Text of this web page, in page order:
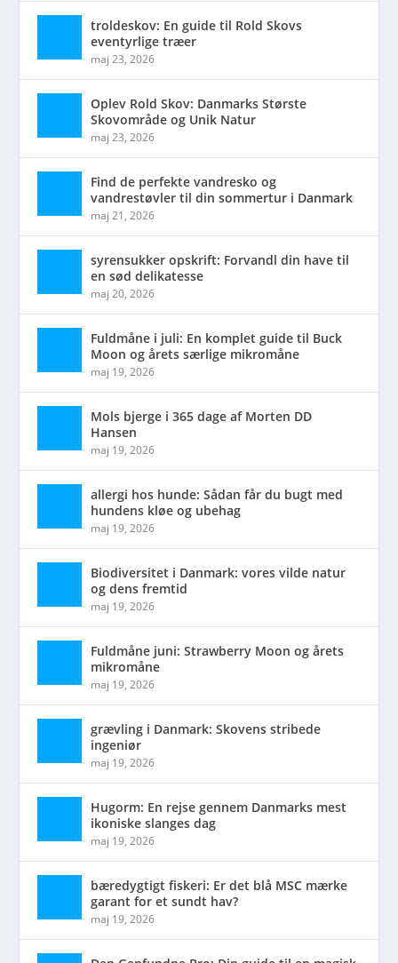
troldeskov: En guide til Rold Skovs
eventyrlige træer
maj 23, 2026
Oplev Rold Skov: Danmarks Største
Skovområde og Unik Natur
maj 23, 2026
Find de perfekte vandresko og
vandrestøvler til din sommertur i Danmark
maj 21, 2026
syrensukker opskrift: Forvandl din have til
en sød delikatesse
maj 20, 2026
Fuldmåne i juli: En komplet guide til Buck
Moon og årets særlige mikromåne
maj 19, 2026
Mols bjerge i 365 dage af Morten DD
Hansen
maj 19, 2026
allergi hos hunde: Sådan får du bugt med
hundens kløe og ubehag
maj 19, 2026
Biodiversitet i Danmark: vores vilde natur
og dens fremtid
maj 19, 2026
Fuldmåne juni: Strawberry Moon og årets
mikromåne
maj 19, 2026
grævling i Danmark: Skovens stribede
ingeniør
maj 19, 2026
Hugorm: En rejse gennem Danmarks mest
ikoniske slanges dag
maj 19, 2026
bæredygtigt fiskeri: Er det blå MSC mærke
garant for et sundt hav?
maj 19, 2026